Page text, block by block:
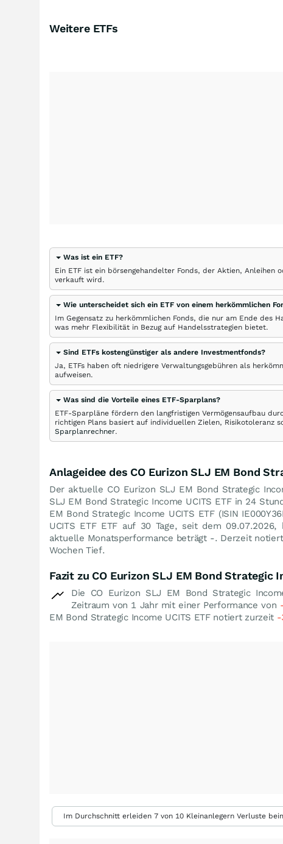
Weitere ETFs
Was ist ein ETF?
Ein ETF ist ein börsengehandelter Fonds, der Aktien,
verkauft wird.
Wie unterscheidet sich ein ETF von einem herkömmlichen
Im Gegensatz zu herkömmlichen Fonds, die nur am Ende des
was mehr Flexibilität in Bezug auf Handelsstrategien bietet.
Sind ETFs kostengünstiger als andere Investmentfonds?
Ja, ETFs haben oft niedrigere Verwaltungsgebühren als
aufweisen.
Was sind die Vorteile eines ETF-Sparplans?
ETF-Sparpläne fördern den langfristigen Vermögensaufbau
richtigen Plans basiert auf individuellen Zielen, Risikotoleranz
Sparplanrechner.
Anlageidee des CO Eurizon SLJ EM Bond
Der aktuelle CO Eurizon SLJ EM Bond Strategic
SLJ EM Bond Strategic Income UCITS ETF in 24
EM Bond Strategic Income UCITS ETF (ISIN
UCITS ETF ETF auf 30 Tage, seit dem 09.07.2026,
aktuelle Monatsperformance beträgt -. Derzeit
Wochen Tief.
Fazit zu CO Eurizon SLJ EM Bond Strategic
Die CO Eurizon SLJ EM Bond Strategic
Zeitraum von 1 Jahr mit einer Performance von
EM Bond Strategic Income UCITS ETF notiert zurzeit -
Im Durchschnitt erleiden 7 von 10 Kleinanlegern Verluste